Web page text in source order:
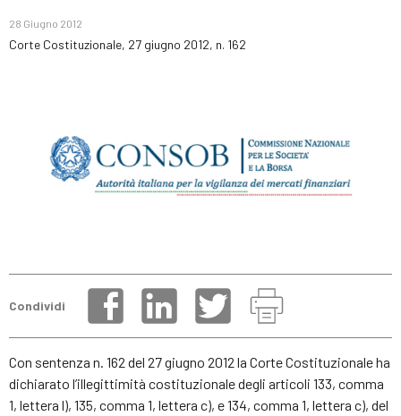
28 Giugno 2012
Corte Costituzionale, 27 giugno 2012, n. 162
Condividi
Con sentenza n. 162 del 27 giugno 2012 la Corte Costituzionale ha
dichiarato l’illegittimità costituzionale degli articoli 133, comma
1, lettera l), 135, comma 1, lettera c), e 134, comma 1, lettera c), del